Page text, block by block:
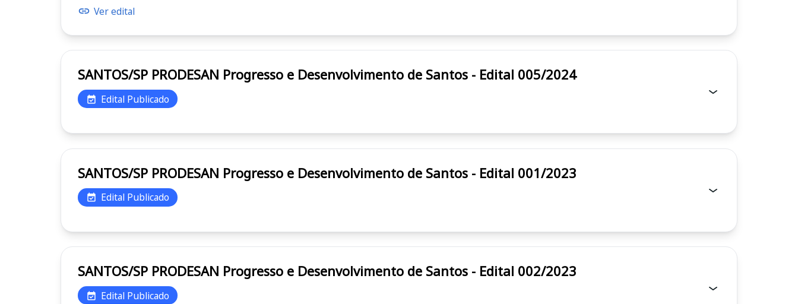
Ver edital
SANTOS/SP PRODESAN Progresso e Desenvolvimento de Santos - Edital 005/2024
Edital Publicado
SANTOS/SP PRODESAN Progresso e Desenvolvimento de Santos - Edital 001/2023
Edital Publicado
SANTOS/SP PRODESAN Progresso e Desenvolvimento de Santos - Edital 002/2023
Edital Publicado